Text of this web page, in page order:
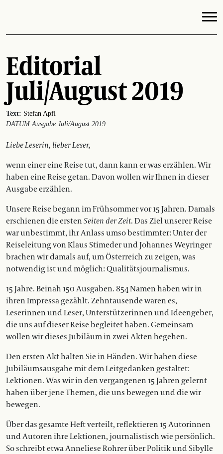
Editorial
Juli/August 2019
Text: Stefan Apfl
DATUM Ausgabe Juli/August 2019
Liebe Leserin, lieber Leser,
wenn einer eine Reise tut, dann kann er was erzählen. Wir
haben eine Reise getan. Davon wollen wir Ihnen in dieser
Ausgabe erzählen.
Unsere Reise begann im Frühsommer vor 15 Jahren. Damals
erschienen die erstenSeiten der Zeit. Das Ziel unserer Reise
war unbestimmt, ihr Anlass umso bestimmter: Unter der
Reiseleitung von Klaus Stimeder und Johannes Weyringer
brachen wir damals auf, um Österreich zu zeigen, was
notwendig ist und möglich: Qualitätsjournalismus.
15 Jahre. Beinah 150 Ausgaben. 854 Namen haben wir in
ihren Impressa gezählt. Zehntausende waren es,
Leserinnen und Leser, Unterstützerinnen und Ideengeber,
die uns auf dieser Reise begleitet haben. Gemeinsam
wollen wir dieses Jubiläum in zwei Akten begehen.
Den ersten Akt halten Sie in Händen. Wir haben diese
Jubiläumsausgabe mit dem Leitgedanken gestaltet:
Lektionen. Was wir in den vergangenen 15 Jahren gelernt
haben über jene Themen, die uns bewegen und die wir
bewegen.
Über das gesamte Heft verteilt, reflektieren 15 Autorinnen
und Autoren ihre Lektionen, journalistisch wie persönlich.
So schreibt etwa Anneliese Rohrer über Politik und Sibylle